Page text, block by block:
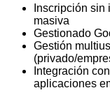
Inscripción
masiva
Gestionado
Gestión
(privado/
Integración
aplicaciones